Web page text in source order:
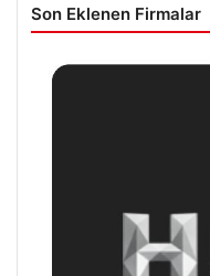
Son Eklenen Firmalar